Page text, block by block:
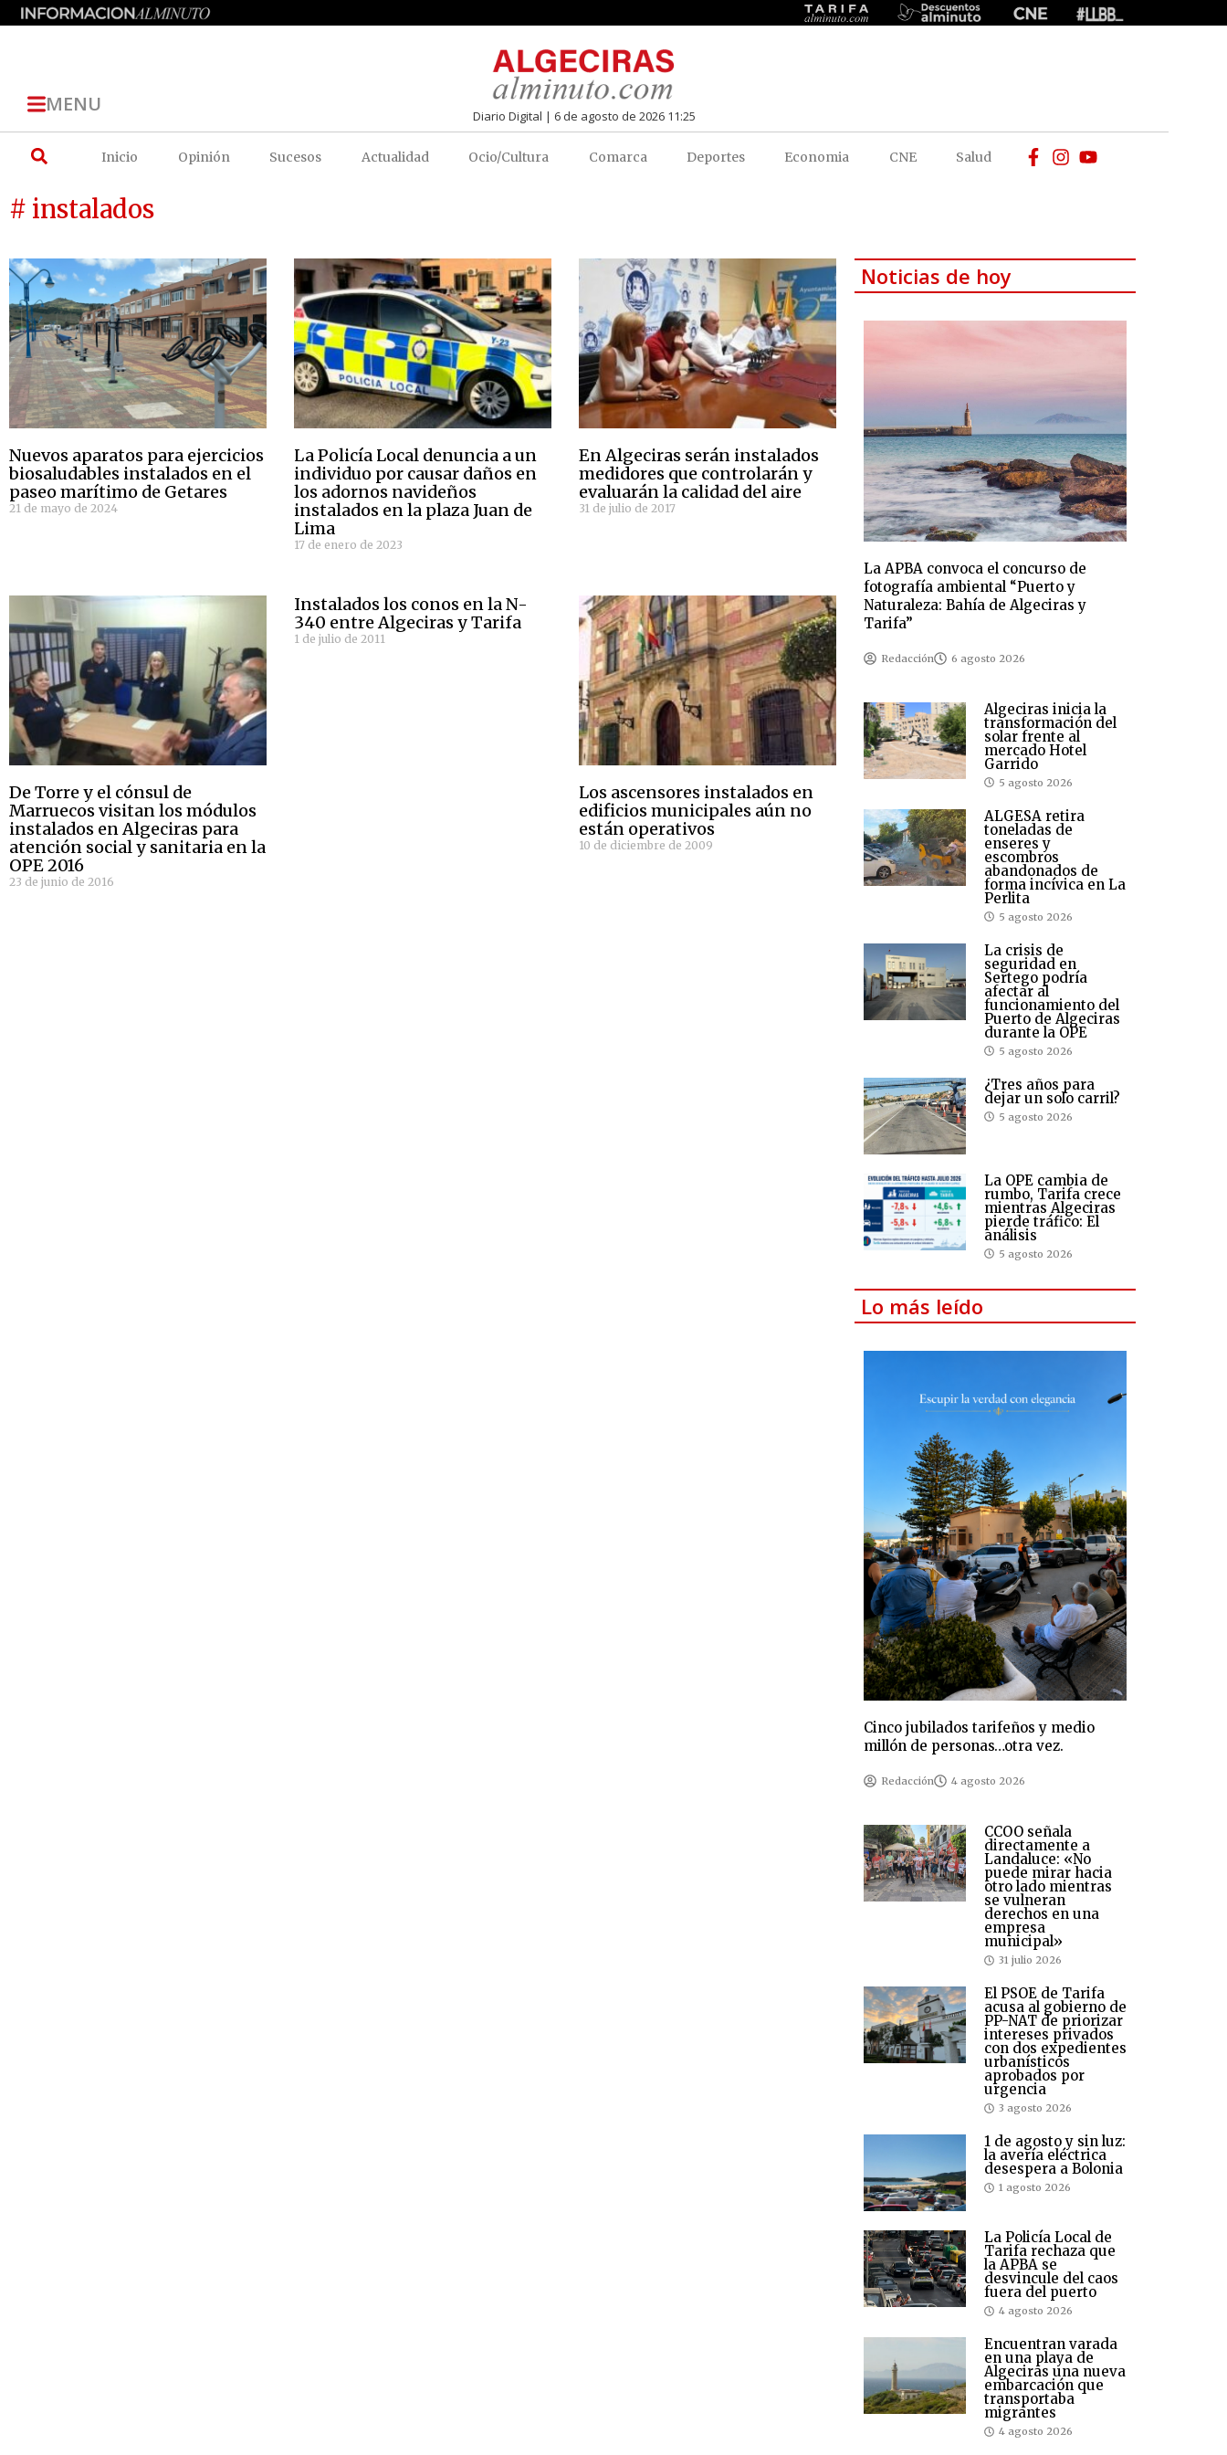
MENU Diario Digital | 6 de agosto de 2026 11:25
Inicio Opinión Sucesos Actualidad Ocio/Cultura Comarca Deportes Economia CNE Salud
# instalados
Nuevos aparatos para ejercicios
biosaludables instalados en el
paseo marítimo de Getares
21 de mayo de 2024
La Policía Local denuncia a un
individuo por causar daños en
los adornos navideños
instalados en la plaza Juan de
Lima
17 de enero de 2023
En Algeciras serán instalados
medidores que controlarán y
evaluarán la calidad del aire
31 de julio de 2017
De Torre y el cónsul de
Marruecos visitan los módulos
instalados en Algeciras para
atención social y sanitaria en la
OPE 2016
23 de junio de 2016
Instalados los conos en la N-
340 entre Algeciras y Tarifa
1 de julio de 2011
Los ascensores instalados en
edificios municipales aún no
están operativos
10 de diciembre de 2009
Noticias de hoy
La APBA convoca el concurso de
fotografía ambiental “Puerto y
Naturaleza: Bahía de Algeciras y
Tarifa”
Redacción 6 agosto 2026
Algeciras inicia la
transformación del
solar frente al
mercado Hotel
Garrido
5 agosto 2026
ALGESA retira
toneladas de
enseres y
escombros
abandonados de
forma incívica en La
Perlita
5 agosto 2026
La crisis de
seguridad en
Sertego podría
afectar al
funcionamiento del
Puerto de Algeciras
durante la OPE
5 agosto 2026
¿Tres años para
dejar un solo carril?
5 agosto 2026
La OPE cambia de
rumbo, Tarifa crece
mientras Algeciras
pierde tráfico: El
análisis
5 agosto 2026
Lo más leído
Cinco jubilados tarifeños y medio
millón de personas…otra vez.
Redacción 4 agosto 2026
CCOO señala
directamente a
Landaluce: «No
puede mirar hacia
otro lado mientras
se vulneran
derechos en una
empresa
municipal»
31 julio 2026
El PSOE de Tarifa
acusa al gobierno de
PP-NAT de priorizar
intereses privados
con dos expedientes
urbanísticos
aprobados por
urgencia
3 agosto 2026
1 de agosto y sin luz:
la avería eléctrica
desespera a Bolonia
1 agosto 2026
La Policía Local de
Tarifa rechaza que
la APBA se
desvincule del caos
fuera del puerto
4 agosto 2026
Encuentran varada
en una playa de
Algeciras una nueva
embarcación que
transportaba
migrantes
4 agosto 2026